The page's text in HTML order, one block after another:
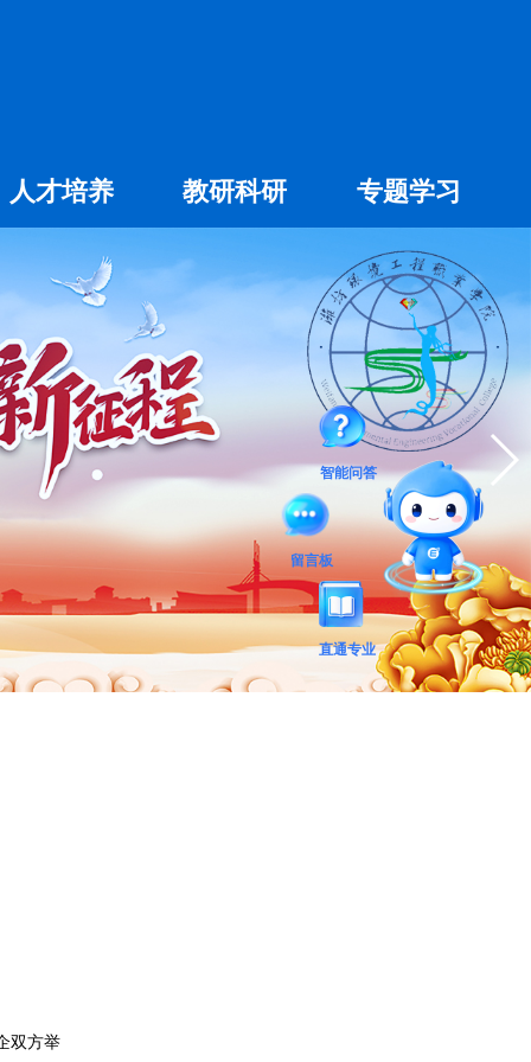
人才培养
专业建设
大赛专题
精品课程
教研科研
自然科学
学术交流
专题学习
双方举
智能问答
留言板
直通专业